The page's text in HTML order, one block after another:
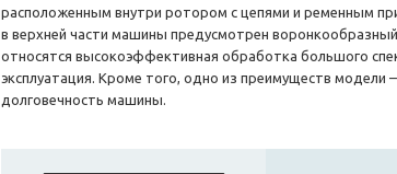
расположенным внутри ротором с цепями и ременным
в верхней части машины предусмотрен
относятся высокоэффективная обработка большого
эксплуатация. Кроме того, одно из преимуществ модели
долговечность машины.